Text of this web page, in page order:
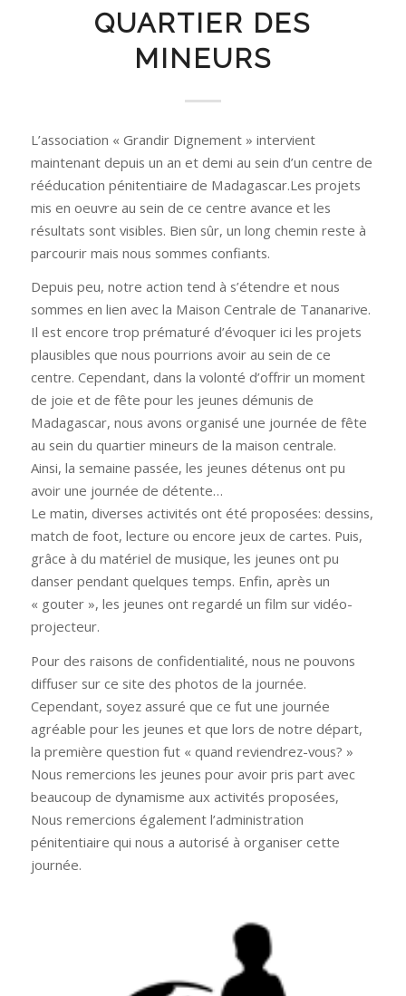
QUARTIER DES
MINEURS
L’association « Grandir Dignement » intervient
maintenant depuis un an et demi au sein d’un centre de
rééducation pénitentiaire de Madagascar.Les projets
mis en oeuvre au sein de ce centre avance et les
résultats sont visibles. Bien sûr, un long chemin reste à
parcourir mais nous sommes confiants.
Depuis peu, notre action tend à s’étendre et nous
sommes en lien avec la Maison Centrale de Tananarive.
Il est encore trop prématuré d’évoquer ici les projets
plausibles que nous pourrions avoir au sein de ce
centre. Cependant, dans la volonté d’offrir un moment
de joie et de fête pour les jeunes démunis de
Madagascar, nous avons organisé une journée de fête
au sein du quartier mineurs de la maison centrale.
Ainsi, la semaine passée, les jeunes détenus ont pu
avoir une journée de détente…
Le matin, diverses activités ont été proposées: dessins,
match de foot, lecture ou encore jeux de cartes. Puis,
grâce à du matériel de musique, les jeunes ont pu
danser pendant quelques temps. Enfin, après un
« gouter », les jeunes ont regardé un film sur vidéo-
projecteur.
Pour des raisons de confidentialité, nous ne pouvons
diffuser sur ce site des photos de la journée.
Cependant, soyez assuré que ce fut une journée
agréable pour les jeunes et que lors de notre départ,
la première question fut « quand reviendrez-vous? »
Nous remercions les jeunes pour avoir pris part avec
beaucoup de dynamisme aux activités proposées,
Nous remercions également l’administration
pénitentiaire qui nous a autorisé à organiser cette
journée.